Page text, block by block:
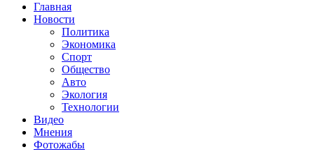
Главная
Новости
Политика
Экономика
Спорт
Общество
Авто
Экология
Технологии
Видео
Мнения
Фотожабы